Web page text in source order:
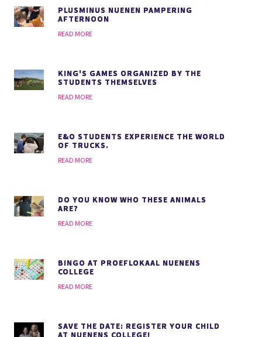
PLUSMINUS NUENEN PAMPERING
AFTERNOON
READ MORE
KING'S GAMES ORGANIZED BY THE
STUDENTS THEMSELVES
READ MORE
E&O STUDENTS EXPERIENCE THE WORLD
OF TRUCKS.
READ MORE
DO YOU KNOW WHO THESE ANIMALS
ARE?
READ MORE
BINGO AT PROEFLOKAAL NUENENS
COLLEGE
READ MORE
SAVE THE DATE: REGISTER YOUR CHILD